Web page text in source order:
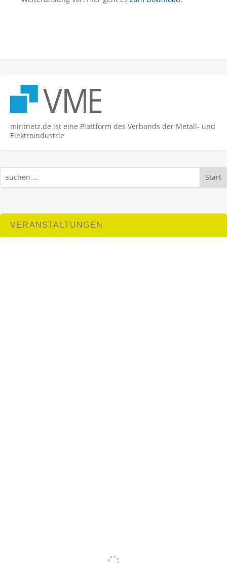
mintnetz.de ist eine Plattform des Verbands der Metall- und
Elektroindustrie
Start
VERANSTALTUNGEN